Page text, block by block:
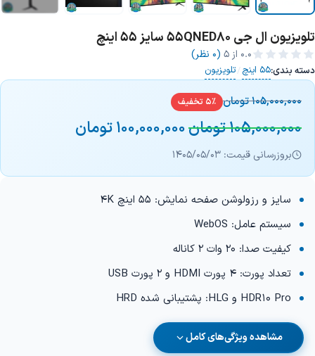
تلویزیون ال جی 55QNED80 سایز 55 اینچ
0.0 از ۵ (0 نظر)
دسته بندی:55 اینچ /تلویزیون
105,000,000تومان 5% تخفیف
105,000,000تومان100,000,000تومان
بروزرسانی قیمت: 1405/05/03
سایز و رزولوشن صفحه نمایش: 55 اینچ 4K
سیستم عامل: WebOS
کیفیت صدا: 20 وات 2 کاناله
تعداد پورت: 4 پورت HDMI و 2 پورت USB
HDR10 Pro و HLG: پشتیبانی شده HRD
مشاهده ویژگی‌های کامل